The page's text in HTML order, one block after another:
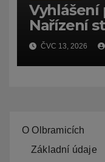
Vyhlášení
Nařízení
Ostravy, o
ČVC 13, 2026
O Olbramicích
Základní údaje